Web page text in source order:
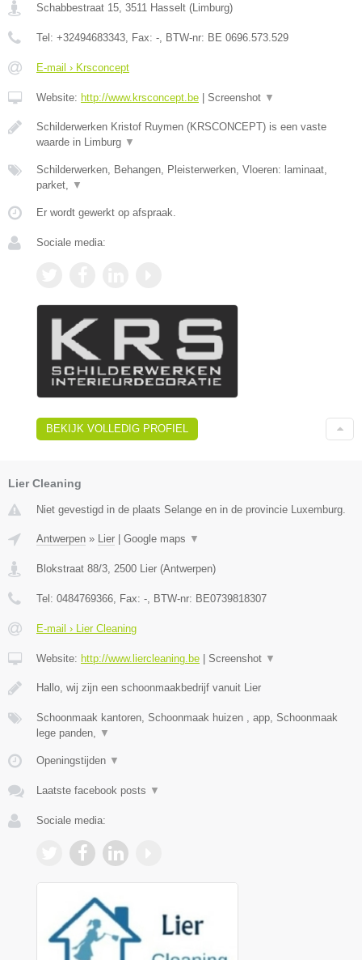
Schabbestraat 15, 3511 Hasselt (Limburg)
Tel: +32494683343, Fax: -, BTW-nr: BE 0696.573.529
E-mail › Krsconcept
Website: http://www.krsconcept.be Screenshot ▼
Schilderwerken Kristof Ruymen (KRSCONCEPT) is een vaste
waarde in Limburg ▼
Schilderwerken, Behangen, Pleisterwerken, Vloeren: laminaat,
parket, ▼
Er wordt gewerkt op afspraak.
Sociale media:
BEKIJK VOLLEDIG PROFIEL
Lier Cleaning
Niet gevestigd in de plaats Selange en in de provincie Luxemburg.
Antwerpen » Lier Google maps ▼
Blokstraat 88/3, 2500 Lier (Antwerpen)
Tel: 0484769366, Fax: -, BTW-nr: BE0739818307
E-mail › Lier Cleaning
Website: http://www.liercleaning.be Screenshot ▼
Hallo, wij zijn een schoonmaakbedrijf vanuit Lier
Schoonmaak kantoren, Schoonmaak huizen , app, Schoonmaak
lege panden, ▼
Openingstijden ▼
Laatste facebook posts ▼
Sociale media: